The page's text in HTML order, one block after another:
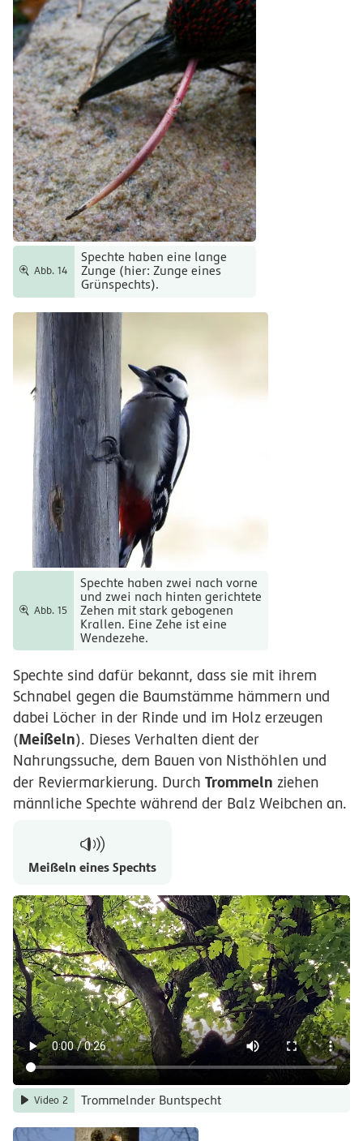
Abb. 14
Spechte haben eine lange
Zunge (hier: Zunge eines
Grünspechts).
Abb. 15
Spechte haben zwei nach vorne
und zwei nach hinten gerichtete
Zehen mit stark gebogenen
Krallen. Eine Zehe ist eine
Wendezehe.
Spechte sind dafür bekannt, dass sie mit ihrem
Schnabel gegen die Baumstämme hämmern und
dabei Löcher in der Rinde und im Holz erzeugen
(Meißeln). Dieses Verhalten dient der
Nahrungssuche, dem Bauen von Nisthöhlen und
der Reviermarkierung. Durch Trommeln ziehen
männliche Spechte während der Balz Weibchen an.
Meißeln eines Spechts
Video 2 Trommelnder Buntspecht